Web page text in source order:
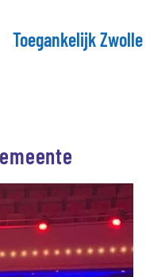
Toegankelijk Zwolle